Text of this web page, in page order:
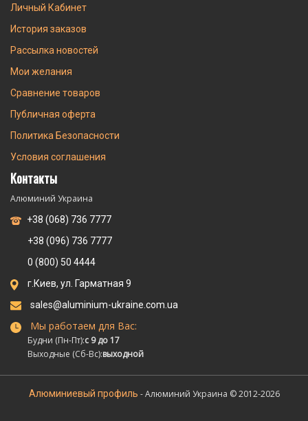
Личный Кабинет
История заказов
Рассылка новостей
Мои желания
Сравнение товаров
Публичная оферта
Политика Безопасности
Условия соглашения
Контакты
Алюминий Украина
+38 (068) 736 7777
+38 (096) 736 7777
0 (800) 50 4444
г.Киев, ул. Гарматная 9
sales@aluminium-ukraine.com.ua
Мы работаем для Вас:
Будни (Пн-Пт):с 9 до 17
Выходные (Сб-Вс):выходной
Алюминиевый профиль - Алюминий Украина © 2012-2026